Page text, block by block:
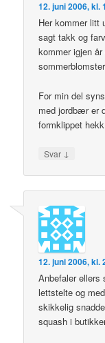
12. juni 2006, kl.
Her kommer litt
sagt takk og
kommer igjen
For min del
med jordbær er
formklippet
Svar ↓
12. juni 2006, kl.
Anbefaler ellers
lettstelte og
skikkelig
squash i